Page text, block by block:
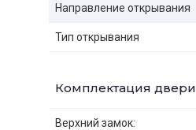
Направление открывания
Тип открывания
Комплектация двери
Верхний замок: